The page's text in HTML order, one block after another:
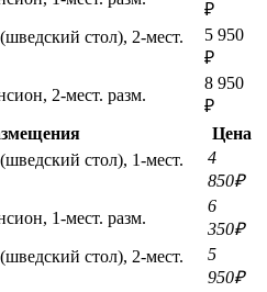
₽
стол), 2-мест.
5 950
₽
2-мест. разм.
8 950
₽
Цена
стол), 1-мест.
4
850₽
1-мест. разм.
6
350₽
стол), 2-мест.
5
950₽